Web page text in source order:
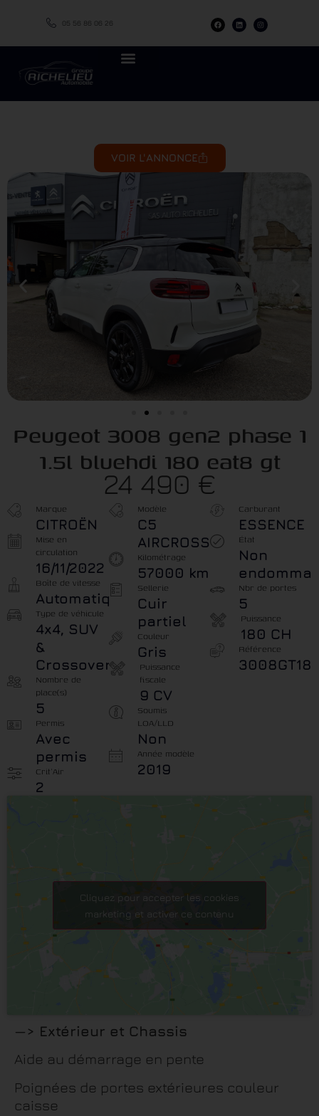
05 56 86 06 26
—> Extérieur et Chassis
Aide au démarrage en pente
Poignées de portes extérieures couleur
caisse
Peugeot 3008 gen2 phase 1
1.5l bluehdi 180 eat8 gt
24 490 €
VOIR L'ANNONCE
Marque
CITROËN
Mise en
circulation
16/11/2022
Boîte de vitesse
Automatique
Type de véhicule
4x4, SUV
&
Crossover
Nombre de
place(s)
5
Permis
Avec
permis
Crit'Air
2
Modèle
C5
AIRCROSS
Kilométrage
57000 km
Sellerie
Cuir
partiel
Couleur
Gris
Puissance
fiscale
9 CV
Soumis
LOA/LLD
Non
Année modèle
2019
Carburant
ESSENCE
État
Non
Nbr de portes
5
Puissance
180 CH
Référence
Cliquez pour accepter les cookies
marketing et activer ce contenu